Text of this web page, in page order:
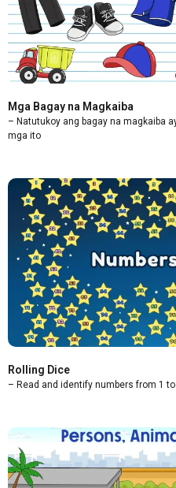
Mga Bagay na Magkaiba
– Natutukoy ang bagay na magkaiba
mga ito
Rolling Dice
– Read and identify numbers from 1